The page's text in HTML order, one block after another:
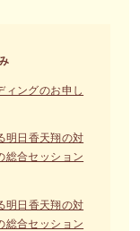
ングのお申し
明日香天翔の対
総合セッション
明日香天翔の対
総合セッション